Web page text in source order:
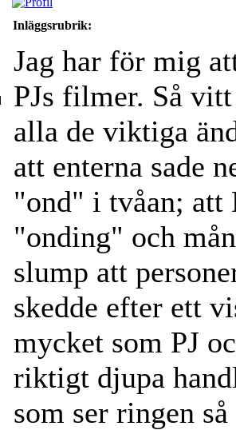
Inläggsrubrik:
Jag har för mig
PJs filmer. Så
alla de viktiga
att enterna sade
"ond" i tvåan; att
"onding" och
slump att
skedde efter ett
mycket som PJ
riktigt djupa
som ser ringen